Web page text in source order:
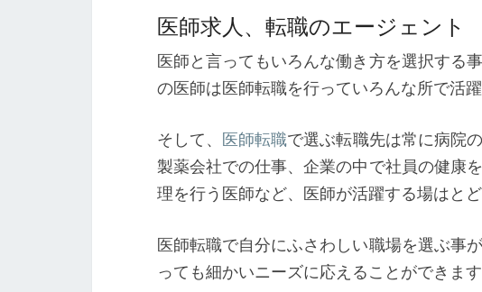
医師求人、転職のエージェント
医師と言ってもいろんな働き方を選択する
の医師は医師転職を行っていろんな所で活躍
そして、 医師転職で選ぶ転職先は常に病院
製薬会社での仕事、企業の中で社員の健康
理を行う医師など、医師が活躍する場はと
医師転職で自分にふさわしい職場を選ぶ事
っても細かいニーズに応えることができます